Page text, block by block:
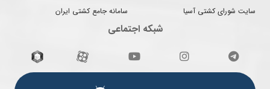
سایت شورای کشتی آسیا
سامانه جامع کشتی ایران
شبکه اجتماعی